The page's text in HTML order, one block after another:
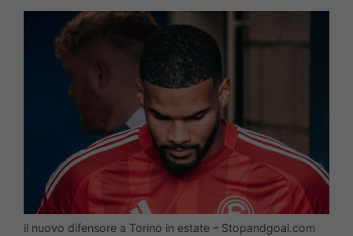
il nuovo difensore a Torino in estate – Stopandgoal.com